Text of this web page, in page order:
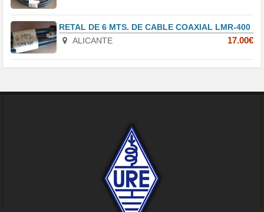
RETAL DE 6 MTS. DE CABLE COAXIAL LMR-400
ALICANTE
17.00€